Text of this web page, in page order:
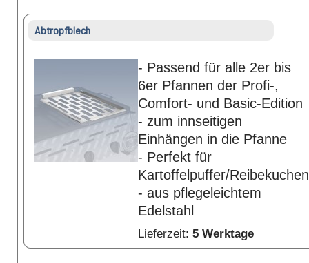
Abtropfblech
- Passend für alle 2er bis
6er Pfannen der Profi-,
Comfort- und Basic-Edition
- zum innseitigen
Einhängen in die Pfanne
- Perfekt für
Kartoffelpuffer/Reibekuchen
- aus pflegeleichtem
Edelstahl
Lieferzeit: 5 Werktage